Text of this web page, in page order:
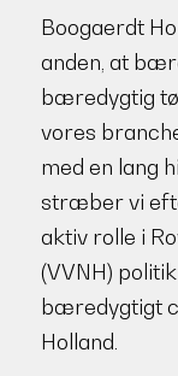
Boogaerdt
anden, at
bæredygtig
vores
med en lang
stræber vi
aktiv rolle i
(VVNH)
bæredygtigt
Holland.